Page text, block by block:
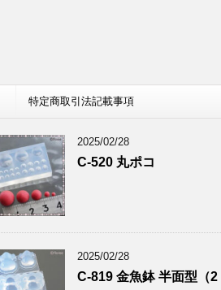
特定商取引法記載事項
2025/02/28
C-520 丸ポコ
2025/02/28
C-819 金魚鉢 半面型（2